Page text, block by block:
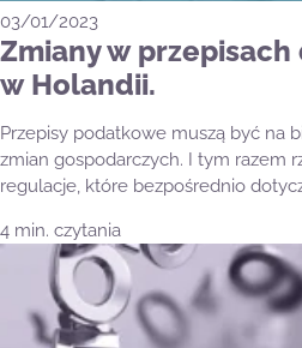
03/01/2023
Zmiany w
w Holandii.
Przepisy podatkowe muszą być na
zmian gospodarczych. I tym razem
regulacje, które bezpośrednio
4 min. czytania